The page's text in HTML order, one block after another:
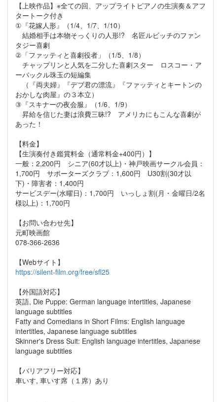
【上映作品】※全ての回、アップライトピアノの生演奏＆アフ
タートーク付き
①『花嫁人形』（1/4、1/7、1/10）
結婚相手は本物そっくりの人形!? 名匠ルビッチのファン
タジー喜劇
②「ファッティと喜劇役者」（1/5、1/8）
チャップリンと人気を二分した喜劇スター ロスコー・ア
ーバックル珠玉の短編集
（『両夫婦』『デブ君の漂流』『ファッティとキートンの
おかしな肉屋』の３本立）
③『スキナーの夜会服』（1/6、1/9）
昇給を信じた妻は浪費三昧!? アメリカにもこんな喜劇が
あった！
【料金】
【生演奏付き鑑賞料金（通常料金+400円）】
一般：2,200円 シニア(60才以上)・神戸映画サークル会員：
1,700円 サポーターズクラブ：1,600円 U30割(30才以
下)・障害者：1,400円
サービスデー(水曜日)：1,700円 いっしょ割(月・金曜日/2名
様以上)：1,700円
【お問い合わせ先】
元町映画館
078-366-2636
【Webサイト】
https://silent-film.org/free/sfl25
【外国語対応】
英語, Die Puppe: German language intertitles, Japanese
language subtitles
Fatty and Comedians in Short Films: English language
intertitles, Japanese language subtitles
Skinner's Dress Suit: English language intertitles, Japanese
language subtitles
【バリアフリー対応】
車いす, 車いす席（１席）あり